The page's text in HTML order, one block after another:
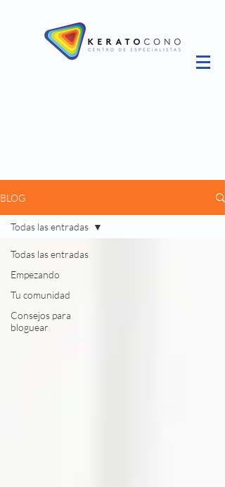
BLOG
Todas las entradas
Empezando
Tu comunidad
Consejos para
bloguear
Todas las entradas